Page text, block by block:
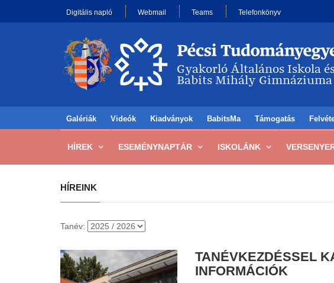
Digitális napló Webmail Teams Telefonkönyv
Galériák Videók Kiadványok BabitsMa Támogatás
HÍREK ESEMÉNYNAPTÁR ISKOLÁNK
HÍREINK
Tanév:
TANÉVKEZDÉSSEL
INFORMÁCIÓK